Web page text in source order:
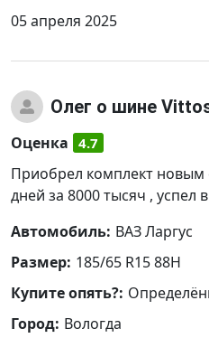
05 апреля 2025
Олег о шине
Оценка 4.7
Приобрел комплект
дней за 8000 тысяч , успел
Автомобиль: ВАЗ Ларгус
Размер: 185/65 R15 88H
Купите опять?:
Город: Вологда